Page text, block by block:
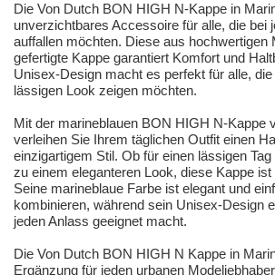
Die Von Dutch BON HIGH N-Kappe in
unverzichtbares Accessoire für alle, die bei
auffallen möchten. Diese aus hochwertigen
gefertigte Kappe garantiert Komfort und
Unisex-Design macht es perfekt für alle,
lässigen Look zeigen möchten.
Mit der marineblauen BON HIGH N-Kappe
verleihen Sie Ihrem täglichen Outfit einen
einzigartigem Stil. Ob für einen lässigen
zu einem eleganteren Look, diese Kappe ist
Seine marineblaue Farbe ist elegant und
kombinieren, während sein Unisex-Design
jeden Anlass geeignet macht.
Die Von Dutch BON HIGH N Kappe in
Ergänzung für jeden urbanen